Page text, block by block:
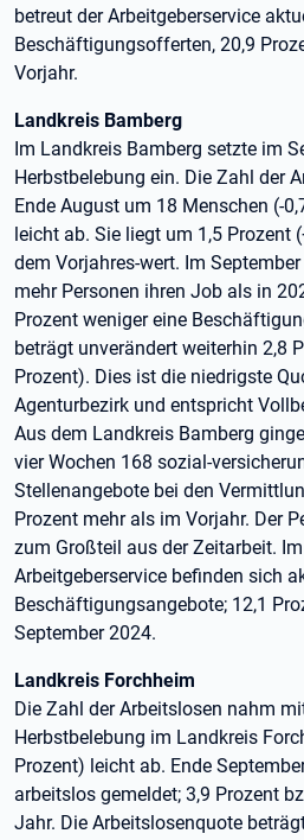
betreut der Arbeitgeberservice
Beschäftigungsofferten, 20,9
Vorjahr.
Landkreis Bamberg
Im Landkreis Bamberg setzte im
Herbstbelebung ein. Die Zahl der
Ende August um 18 Menschen
leicht ab. Sie liegt um 1,5 Prozent
dem Vorjahres-wert. Im
mehr Personen ihren Job als in
Prozent weniger eine
beträgt unverändert weiterhin 2,8
Prozent). Dies ist die niedrigste
Agenturbezirk und entspricht
Aus dem Landkreis Bamberg
vier Wochen 168 sozial-
Stellenangebote bei den
Prozent mehr als im Vorjahr. Der
zum Großteil aus der Zeitarbeit.
Arbeitgeberservice befinden sich
Beschäftigungsangebote; 12,1
September 2024.
Landkreis Forchheim
Die Zahl der Arbeitslosen nahm
Herbstbelebung im Landkreis
Prozent) leicht ab. Ende
arbeitslos gemeldet; 3,9 Prozent
Jahr. Die Arbeitslosenquote